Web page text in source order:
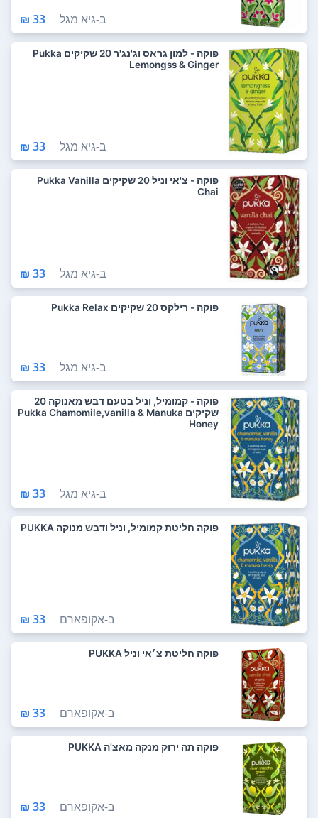
ב-גיא מגל 33 ₪
פוקה - למון גראס וג'נג'ר 20 שקיקים Pukka
Lemongss & Ginger
ב-גיא מגל 33 ₪
פוקה - צ'אי וניל 20 שקיקים Pukka Vanilla
Chai
ב-גיא מגל 33 ₪
פוקה - רילקס 20 שקיקים Pukka Relax
ב-גיא מגל 33 ₪
פוקה - קמומיל, וניל בטעם דבש מאנוקה 20
שקיקים Pukka Chamomile,vanilla & Manuka
Honey
ב-גיא מגל 33 ₪
פוקה חליטת קמומיל, וניל ודבש מנוקה PUKKA
ב-אקופארם 33 ₪
פוקה חליטת צ׳אי וניל PUKKA
ב-אקופארם 33 ₪
פוקה תה ירוק מנקה מאצ'ה PUKKA
ב-אקופארם 33 ₪